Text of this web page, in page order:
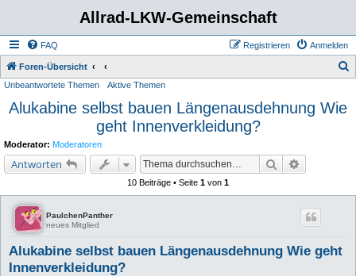
Allrad-LKW-Gemeinschaft
FAQ Anmelden
Registrieren
Foren-Übersicht
Unbeantwortete Themen Aktive Themen
Alukabine selbst bauen Längenausdehnung Wie
geht Innenverkleidung?
Moderator: Moderatoren
Antworten Suche
10 Beiträge • Seite 1 von 1
PaulchenPanther
neues Mitglied
Alukabine selbst bauen Längenausdehnung Wie geht
Innenverkleidung?